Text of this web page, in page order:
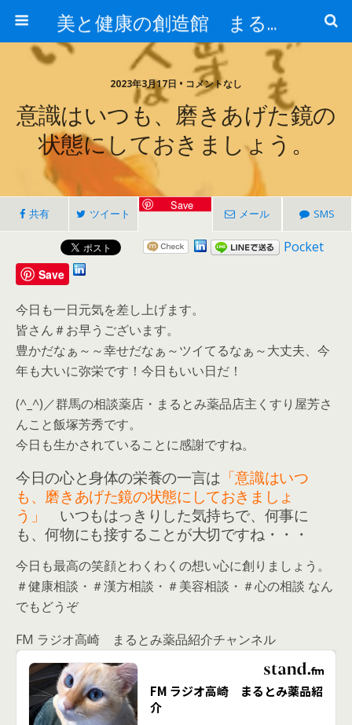
美と健康の創造館 まるとみ薬品 ぐんまの薬屋 芳さんのブログ
2023年3月17日 • コメントなし
意識はいつも、磨きあげた鏡の
状態にしておきましょう。
共有 ツイート
Save
メール SMS
Pocket
Save
今日も一日元気を差し上げます。
皆さん＃お早うございます。
豊かだなぁ～～幸せだなぁ～ツイてるなぁ～大丈夫、今
年も大いに弥栄です！今日もいい日だ！
(^_^)／群馬の相談薬店・まるとみ薬品店主くすり屋芳さ
んこと飯塚芳秀です。
今日も生かされていることに感謝ですね。
今日の心と身体の栄養の一言は 「意識はいつ
も、磨きあげた鏡の状態にしておきましょ
う」
いつもはっきりした気持ちで、何事に
も、何物にも接することが大切ですね・・・
今日も最高の笑顔とわくわくの想い心に創りましょう。
＃健康相談・＃漢方相談・＃美容相談・＃心の相談 なん
でもどうぞ
FM ラジオ高崎 まるとみ薬品紹介チャンネル